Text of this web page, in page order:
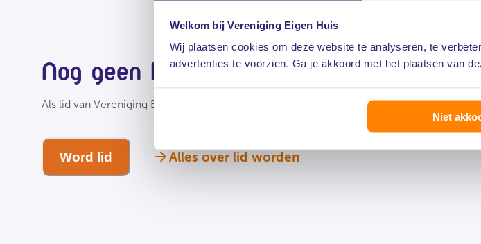
Welkom bij Vereniging Eigen Huis
Wij plaatsen cookies om deze website te analyseren, te
advertenties te voorzien. Ga je akkoord met het plaatsen van
Niet
Nog geen lid?
Als lid van Vereniging Eigen Huis kun je rekenen op veel voordelen.
Word lid Alles over lid worden